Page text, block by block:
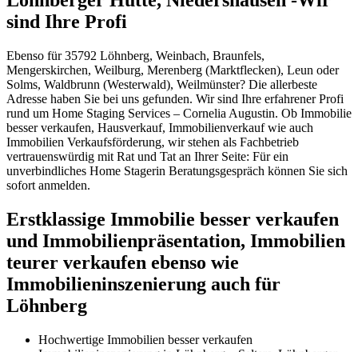
sind Ihre Profi
Ebenso für 35792 Löhnberg, Weinbach, Braunfels,
Mengerskirchen, Weilburg, Merenberg (Marktflecken), Leun oder
Solms, Waldbrunn (Westerwald), Weilmünster? Die allerbeste
Adresse haben Sie bei uns gefunden. Wir sind Ihre erfahrener Profi
rund um Home Staging Services – Cornelia Augustin. Ob Immobilie
besser verkaufen, Hausverkauf, Immobilienverkauf wie auch
Immobilien Verkaufsförderung, wir stehen als Fachbetrieb
vertrauenswürdig mit Rat und Tat an Ihrer Seite: Für ein
unverbindliches Home Stagerin Beratungsgespräch können Sie sich
sofort anmelden.
Erstklassige Immobilie besser verkaufen
und Immobilienpräsentation, Immobilien
teurer verkaufen ebenso wie
Immobilieninszenierung auch für
Löhnberg
Hochwertige Immobilien besser verkaufen